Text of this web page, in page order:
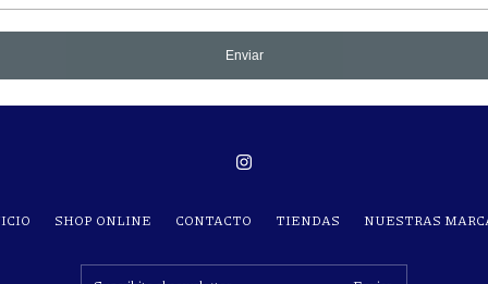
Enviar
SHOP ONLINE CONTACTO TIENDAS NUESTRAS